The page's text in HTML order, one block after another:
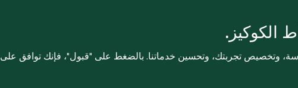
الكوكيز.
وتخصيص تجربتك، وتحسين خدماتنا. بالضغط على "قبول"، فإنك توافق على